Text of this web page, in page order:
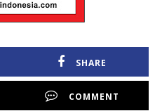
SHARE
COMMENT